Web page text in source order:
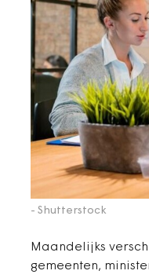
- Shutterstock
Maandelijks
gemeenten,